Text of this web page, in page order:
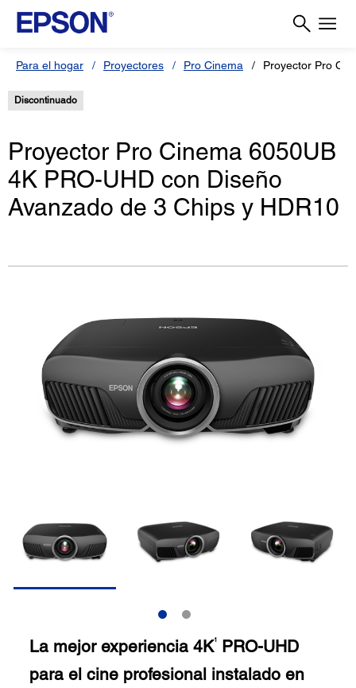
Para el hogar Proyectores Pro Cinema Proyector Pro
Discontinuado
Proyector Pro Cinema 6050UB
4K PRO-UHD con Diseño
Avanzado de 3 Chips y HDR10
La mejor experiencia 4K1
PRO-UHD
para el cine profesional instalado en